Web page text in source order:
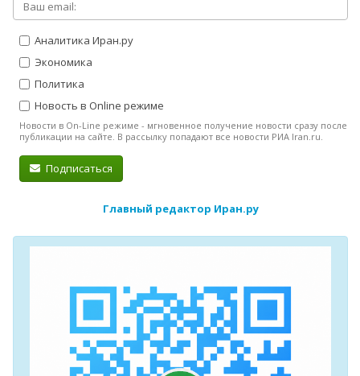
Аналитика Иран.ру
Экономика
Политика
Новость в Online режиме
Новости в On-Line режиме - мгновенное получение новости сразу после
публикации на сайте. В рассылку попадают все новости РИА Iran.ru.
Подписаться
Главный редактор Иран.ру